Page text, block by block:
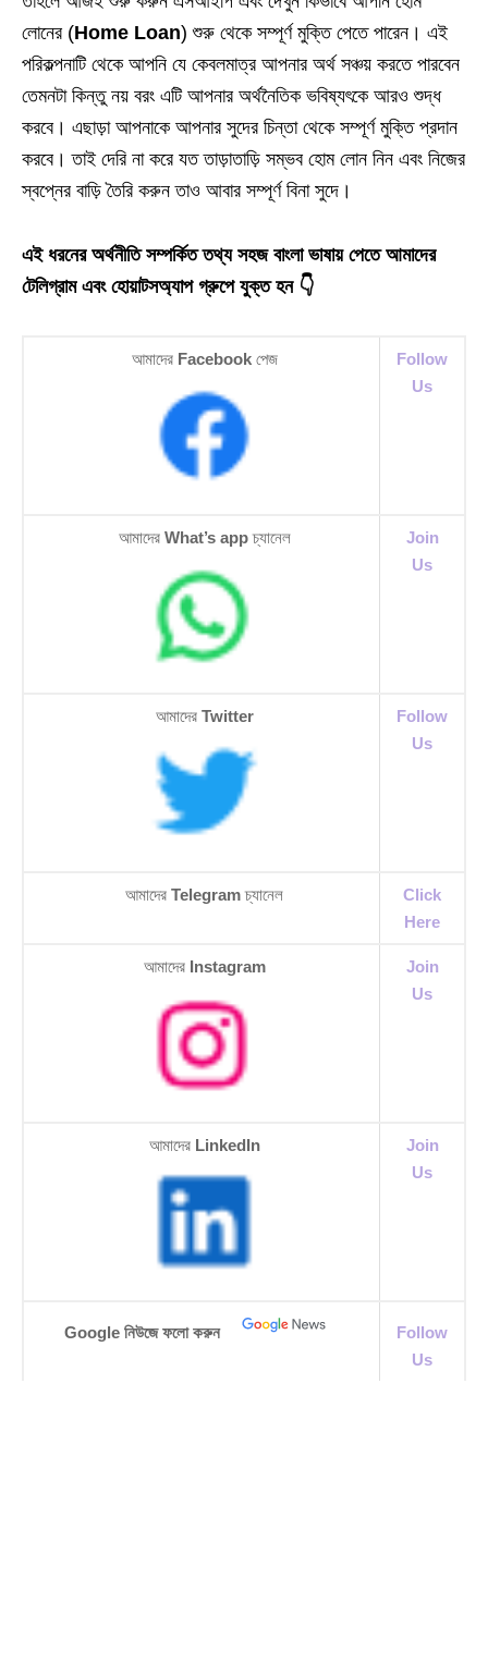
লোনের (Home Loan) শুরু থেকে সম্পূর্ণ মুক্তি পেতে পারেন। এই
পরিকল্পনাটি থেকে আপনি যে কেবলমাত্র আপনার অর্থ সঞ্চয় করতে পারবেন
তেমনটা কিন্তু নয় বরং এটি আপনার অর্থনৈতিক ভবিষ্যৎকে আরও শুদ্ধ
করবে। এছাড়া আপনাকে আপনার সুদের চিন্তা থেকে সম্পূর্ণ মুক্তি প্রদান
করবে। তাই দেরি না করে যত তাড়াতাড়ি সম্ভব হোম লোন নিন এবং নিজের
স্বপ্নের বাড়ি তৈরি করুন তাও আবার সম্পূর্ণ বিনা সুদে।
এই ধরনের অর্থনীতি সম্পর্কিত তথ্য সহজ বাংলা ভাষায় পেতে আমাদের
টেলিগ্রাম এবং হোয়াটসঅ্যাপ গ্রুপে যুক্ত হন 👇
আমাদের Facebook পেজ
Follow
Us
আমাদের What’s app চ্যানেল
Join
Us
আমাদের Twitter
Follow
Us
আমাদের Telegramচ্যানেল
Click
Here
আমাদের Instagram
Join
Us
আমাদের LinkedIn
Join
Us
Google নিউজে ফলো করুন
Follow
Us